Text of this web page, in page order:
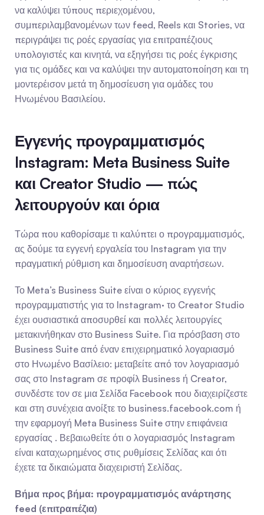
να καλύψει τύπους περιεχομένου,
συμπεριλαμβανομένων των feed, Reels και Stories, να
περιγράψει τις ροές εργασίας για επιτραπέζιους
υπολογιστές και κινητά, να εξηγήσει τις ροές έγκρισης
για τις ομάδες και να καλύψει την αυτοματοποίηση και τη
μοντερέισον μετά τη δημοσίευση για ομάδες του
Ηνωμένου Βασιλείου.
Εγγενής προγραμματισμός
Instagram: Meta Business Suite
και Creator Studio — πώς
λειτουργούν και όρια
Τώρα που καθορίσαμε τι καλύπτει ο προγραμματισμός,
ας δούμε τα εγγενή εργαλεία του Instagram για την
πραγματική ρύθμιση και δημοσίευση αναρτήσεων.
Το Meta’s Business Suite είναι ο κύριος εγγενής
προγραμματιστής για το Instagram· το Creator Studio
έχει ουσιαστικά αποσυρθεί και πολλές λειτουργίες
μετακινήθηκαν στο Business Suite. Για πρόσβαση στο
Business Suite από έναν επιχειρηματικό λογαριασμό
στο Ηνωμένο Βασίλειο: μεταβείτε από τον λογαριασμό
σας στο Instagram σε προφίλ Business ή Creator,
συνδέστε τον σε μια Σελίδα Facebook που διαχειρίζεστε
και στη συνέχεια ανοίξτε το business.facebook.com ή
την εφαρμογή Meta Business Suite στην επιφάνεια
εργασίας . Βεβαιωθείτε ότι ο λογαριασμός Instagram
είναι καταχωρημένος στις ρυθμίσεις Σελίδας και ότι
έχετε τα δικαιώματα διαχειριστή Σελίδας.
Βήμα προς βήμα: προγραμματισμός ανάρτησης
feed (επιτραπέζια)